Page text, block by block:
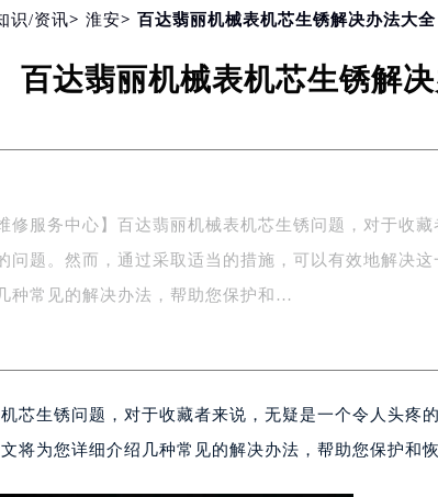
际金融中心写字楼26层2603室（需提前预约）
国际广场写字楼8层806室（需提前预约）
融城写字楼1号楼16层1604室（需提前预约）
商务中心东塔写字楼（华润万象城）17层1706室（需
士广场办公楼20层2009室（需提前预约）
界贸易中心写字楼A座13层1304室（需提前预约）
号绿地双子塔（中央广场）A1座办公楼14层07室（需
识/资讯> 淮安> 百达翡丽机械表机芯生锈解决办法大全
百达翡丽机械表机芯生锈解
修服务中心】百达翡丽机械表机芯生锈问题，对于收
问题。然而，通过采取适当的措施，可以有效地解决这
种常见的解决办法，帮助您保护和…
芯生锈问题，对于收藏者来说，无疑是一个令人头疼
将为您详细介绍几种常见的解决办法，帮助您保护和